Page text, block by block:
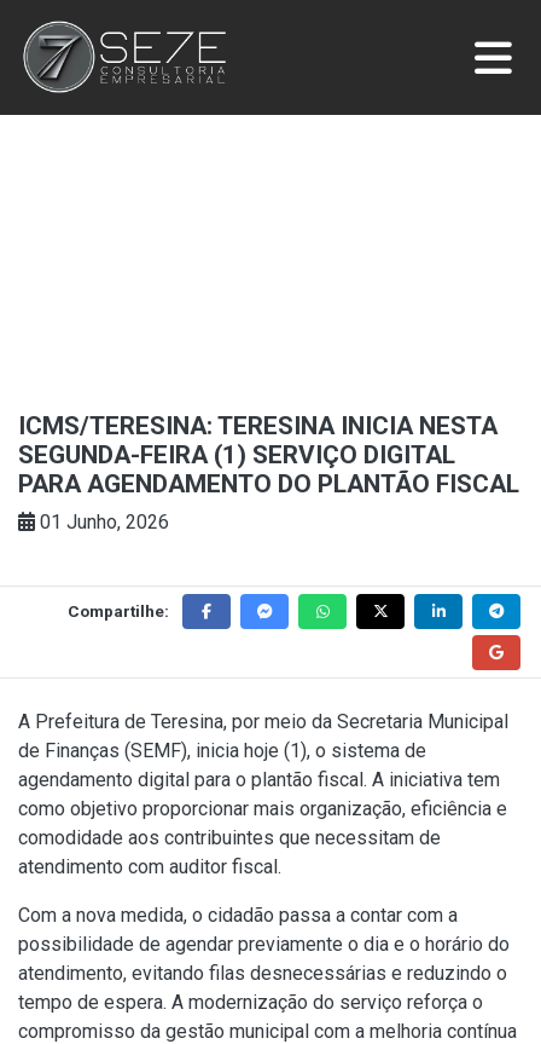
ICMS/TERESINA: TERESINA INICIA NESTA
SEGUNDA-FEIRA (1) SERVIÇO DIGITAL
PARA AGENDAMENTO DO PLANTÃO FISCAL
01 Junho, 2026
Compartilhe:
A Prefeitura de Teresina, por meio da Secretaria Municipal
de Finanças (SEMF), inicia hoje (1), o sistema de
agendamento digital para o plantão fiscal. A iniciativa tem
como objetivo proporcionar mais organização, eficiência e
comodidade aos contribuintes que necessitam de
atendimento com auditor fiscal.
Com a nova medida, o cidadão passa a contar com a
possibilidade de agendar previamente o dia e o horário do
atendimento, evitando filas desnecessárias e reduzindo o
tempo de espera. A modernização do serviço reforça o
compromisso da gestão municipal com a melhoria contínua